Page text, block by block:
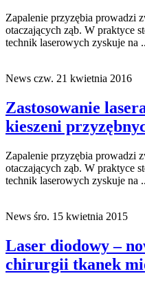
Zapalenie przyzębia prowadzi
otaczających ząb. W praktyce
technik laserowych zyskuje na
News czw. 21 kwietnia 2016
Zastosowanie
kieszeni
Zapalenie przyzębia prowadzi
otaczających ząb. W praktyce
technik laserowych zyskuje na
News śro. 15 kwietnia 2015
Laser diodowy –
chirurgii tkanek